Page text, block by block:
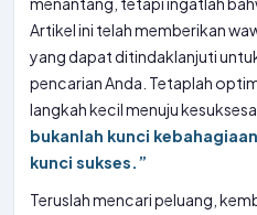
Artikel ini telah memberikan
yang dapat ditindaklanjuti
pencarian Anda. Tetaplah
langkah kecil menuju
bukanlah kunci
kunci sukses.”
Teruslah mencari peluang,